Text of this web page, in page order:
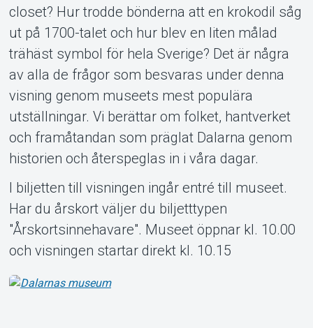
Om Tickster
closet? Hur trodde bönderna att en krokodil såg
ut på 1700-talet och hur blev en liten målad
trähäst symbol för hela Sverige? Det är några
av alla de frågor som besvaras under denna
visning genom museets mest populära
utställningar. Vi berättar om folket, hantverket
och framåtandan som präglat Dalarna genom
historien och återspeglas in i våra dagar.
I biljetten till visningen ingår entré till museet.
Har du årskort väljer du biljetttypen
"Årskortsinnehavare". Museet öppnar kl. 10.00
och visningen startar direkt kl. 10.15